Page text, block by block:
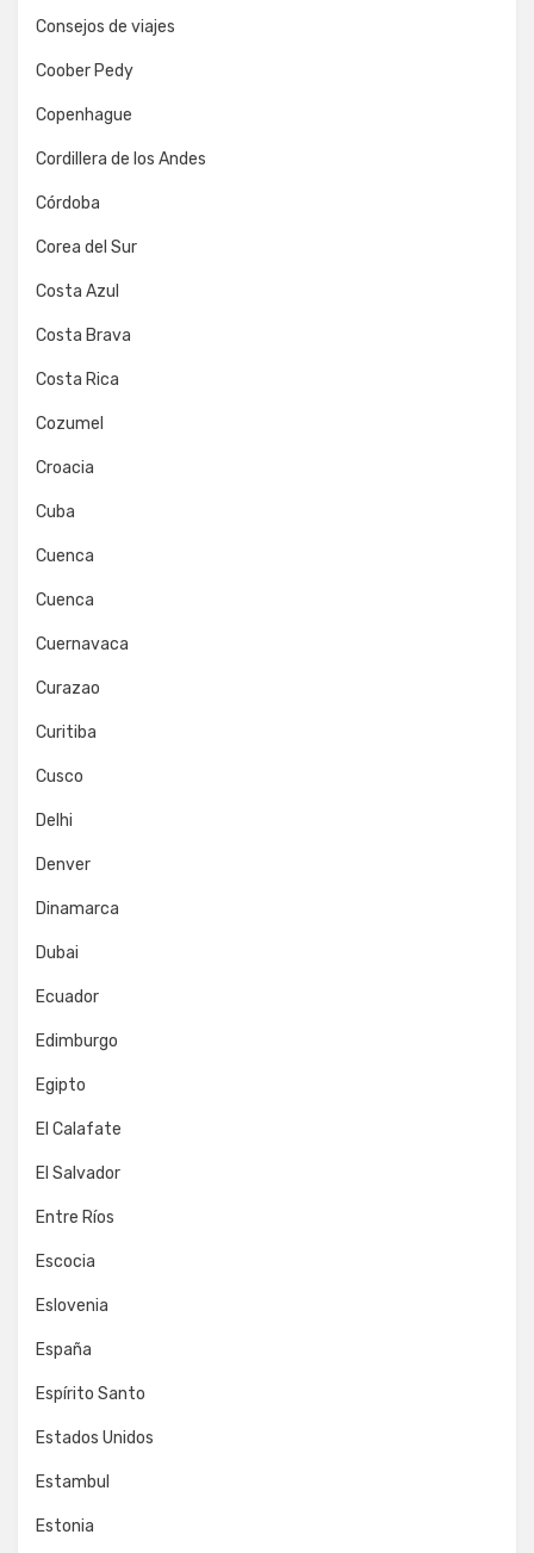
Consejos de viajes
Coober Pedy
Copenhague
Cordillera de los Andes
Córdoba
Corea del Sur
Costa Azul
Costa Brava
Costa Rica
Cozumel
Croacia
Cuba
Cuenca
Cuenca
Cuernavaca
Curazao
Curitiba
Cusco
Delhi
Denver
Dinamarca
Dubai
Ecuador
Edimburgo
Egipto
El Calafate
El Salvador
Entre Ríos
Escocia
Eslovenia
España
Espírito Santo
Estados Unidos
Estambul
Estonia